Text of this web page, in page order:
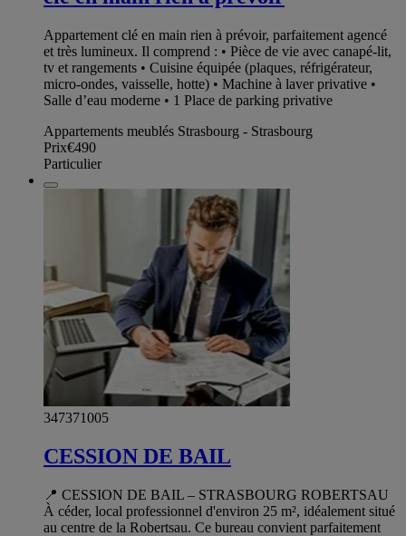
Appartement clé en main rien à prévoir, parfaitement agencé
et très lumineux. Il comprend : • Pièce de vie avec canapé-lit,
tv et rangements • Cuisine équipée (plaques, réfrigérateur,
micro-ondes, vaisselle, hotte) • Machine à laver privative •
Salle d’eau moderne • 1 Place de parking privative
Appartements meublés Strasbourg - Strasbourg
Prix€490
Particulier
347371005
CESSION DE BAIL
📍 CESSION DE BAIL – STRASBOURG ROBERTSAU
À céder, local professionnel d'environ 25 m², idéalement situé
au centre de la Robertsau. Ce bureau convient parfaitement